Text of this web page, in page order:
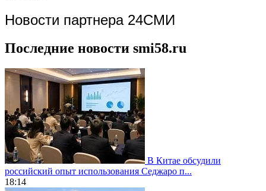
Новости партнера 24СМИ
Последние новости smi58.ru
В Китае обсудили
российский опыт использования Седжаро п...
18:14